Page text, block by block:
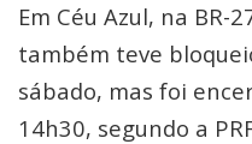
Em Céu Azul, na BR-
também teve
sábado, mas foi
14h30, segundo a